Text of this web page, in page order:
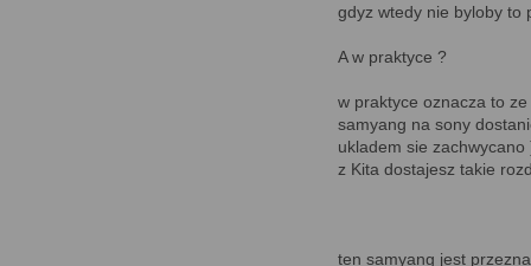
gdyz wtedy nie byloby to
A w praktyce ?
w praktyce oznacza to
samyang na sony
ukladem sie
z Kita dostajesz takie
ten samyang jest